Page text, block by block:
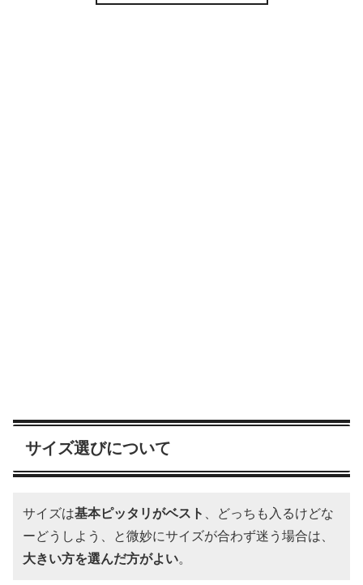
サイズ選びについて
サイズは基本ピッタリがベスト
、どっちも入るけどな
ーどうしよう、と微妙にサイズが合わず迷う場合は、
大きい方を選んだ方がよい。